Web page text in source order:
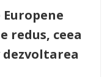
redus, ceea